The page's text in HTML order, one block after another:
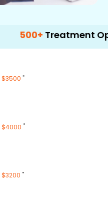
Treatment Options
$3500 *
$4000 *
$3200 *